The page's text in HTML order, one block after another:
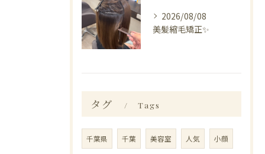
2026/08/08
美髪縮毛矯正✨️
タグ Tags
千葉県 千葉 美容室 人気 小顔